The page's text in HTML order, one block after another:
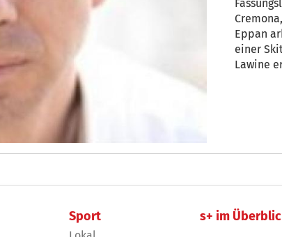
Eppan
einer
Lawine
Sport s+ im